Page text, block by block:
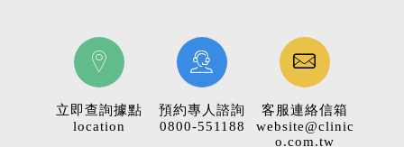
立即查詢據點
location
預約專人諮詢
0800-551188
客服連絡信箱
website@clinic
o.com.tw